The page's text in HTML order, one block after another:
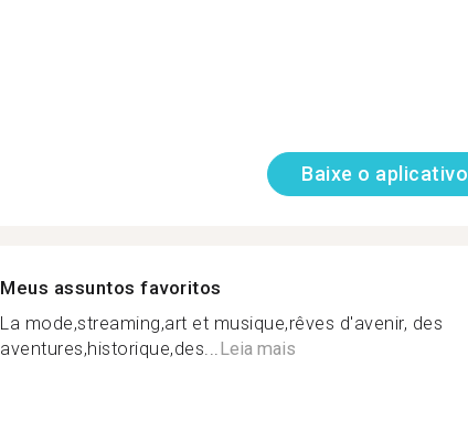
Baixe o aplicativo
Meus assuntos favoritos
La mode,streaming,art et musique,rêves d'avenir, des
aventures,historique,des...Leia mais